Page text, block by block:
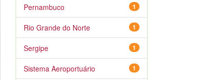
1
Pernambuco
1
Rio Grande do Norte
1
Sergipe
1
Sistema Aeroportuário